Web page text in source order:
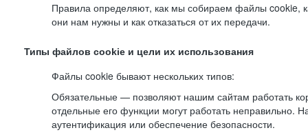
Правила определяют, как мы собираем файлы cookie,
они нам нужны и как отказаться от их передачи.
Типы файлов cookie и цели их использования
Файлы cookie бывают нескольких типов:
Обязательные — позволяют нашим сайтам работать
отдельные его функции могут работать неправильно.
аутентификация или обеспечение безопасности.